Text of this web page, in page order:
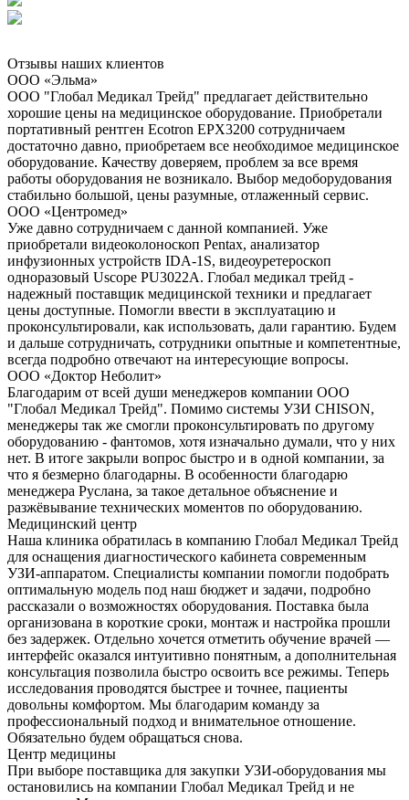
Отзывы наших клиентов
ООО «Эльма»
ООО "Глобал Медикал Трейд" предлагает действительно
хорошие цены на медицинское оборудование. Приобретали
портативный рентген Ecotron EPX3200 сотрудничаем
достаточно давно, приобретаем все необходимое медицинское
оборудование. Качеству доверяем, проблем за все время
работы оборудования не возникало. Выбор медоборудования
стабильно большой, цены разумные, отлаженный сервис.
ООО «Центромед»
Уже давно сотрудничаем с данной компанией. Уже
приобретали видеоколоноскоп Pentax, анализатор
инфузионных устройств IDA-1S, видеоуретероскоп
одноразовый Uscope PU3022A. Глобал медикал трейд -
надежный поставщик медицинской техники и предлагает
цены доступные. Помогли ввести в эксплуатацию и
проконсультировали, как использовать, дали гарантию. Будем
и дальше сотрудничать, сотрудники опытные и компетентные,
всегда подробно отвечают на интересующие вопросы.
ООО «Доктор Неболит»
Благодарим от всей души менеджеров компании ООО
"Глобал Медикал Трейд". Помимо системы УЗИ CHISON,
менеджеры так же смогли проконсультировать по другому
оборудованию - фантомов, хотя изначально думали, что у них
нет. В итоге закрыли вопрос быстро и в одной компании, за
что я безмерно благодарны. В особенности благодарю
менеджера Руслана, за такое детальное объяснение и
разжёвывание технических моментов по оборудованию.
Медицинский центр
Наша клиника обратилась в компанию Глобал Медикал Трейд
для оснащения диагностического кабинета современным
УЗИ-аппаратом. Специалисты компании помогли подобрать
оптимальную модель под наш бюджет и задачи, подробно
рассказали о возможностях оборудования. Поставка была
организована в короткие сроки, монтаж и настройка прошли
без задержек. Отдельно хочется отметить обучение врачей —
интерфейс оказался интуитивно понятным, а дополнительная
консультация позволила быстро освоить все режимы. Теперь
исследования проводятся быстрее и точнее, пациенты
довольны комфортом. Мы благодарим команду за
профессиональный подход и внимательное отношение.
Обязательно будем обращаться снова.
Центр медицины
При выборе поставщика для закупки УЗИ-оборудования мы
остановились на компании Глобал Медикал Трейд и не